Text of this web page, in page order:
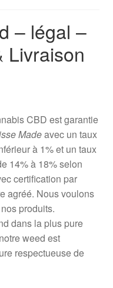
– légal –
Livraison
CBD est garantie
Madeavec un taux
à 1% et un taux
14% à 18% selon
certification par
agréé. Nous voulons
produits.
dans la plus pure
weed est
respectueuse de